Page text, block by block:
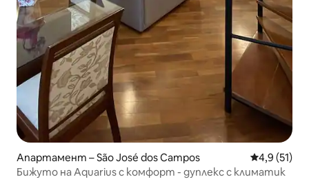
Апартамент – São José dos Campos Средна
4,9 (51)
Бижуто на Aquarius с комфорт - дуплекс с климатик